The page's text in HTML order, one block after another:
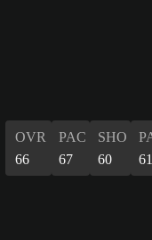
OVR
66
PAC
67
SHO
60
61